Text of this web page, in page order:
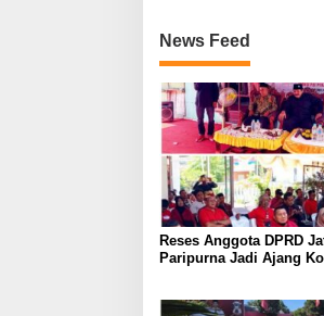
News Feed
Reses Anggota DPRD
Paripurna Jadi Ajang